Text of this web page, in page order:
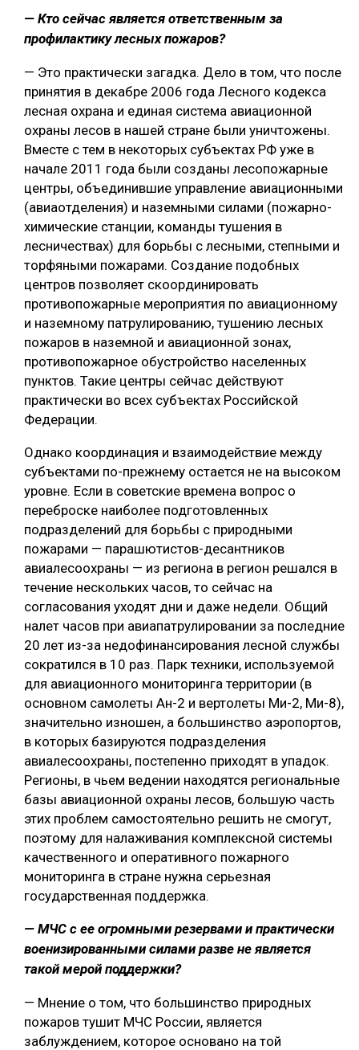
— Кто сейчас является ответственным за
профилактику лесных пожаров?
— Это практически загадка. Дело в том, что после
принятия в декабре 2006 года Лесного кодекса
лесная охрана и единая система авиационной
охраны лесов в нашей стране были уничтожены.
Вместе с тем в некоторых субъектах РФ уже в
начале 2011 года были созданы лесопожарные
центры, объединившие управление авиационными
(авиаотделения) и наземными силами (пожарно-
химические станции, команды тушения в
лесничествах) для борьбы с лесными, степными и
торфяными пожарами. Создание подобных
центров позволяет скоординировать
противопожарные мероприятия по авиационному
и наземному патрулированию, тушению лесных
пожаров в наземной и авиационной зонах,
противопожарное обустройство населенных
пунктов. Такие центры сейчас действуют
практически во всех субъектах Российской
Федерации.
Однако координация и взаимодействие между
субъектами по-прежнему остается не на высоком
уровне. Если в советские времена вопрос о
переброске наиболее подготовленных
подразделений для борьбы с природными
пожарами — парашютистов-десантников
авиалесоохраны — из региона в регион решался в
течение нескольких часов, то сейчас на
согласования уходят дни и даже недели. Общий
налет часов при авиапатрулировании за последние
20 лет из-за недофинансирования лесной службы
сократился в 10 раз. Парк техники, используемой
для авиационного мониторинга территории (в
основном самолеты Ан-2 и вертолеты Ми-2, Ми-8),
значительно изношен, а большинство аэропортов,
в которых базируются подразделения
авиалесоохраны, постепенно приходят в упадок.
Регионы, в чьем ведении находятся региональные
базы авиационной охраны лесов, большую часть
этих проблем самостоятельно решить не смогут,
поэтому для налаживания комплексной системы
качественного и оперативного пожарного
мониторинга в стране нужна серьезная
государственная поддержка.
— МЧС с ее огромными резервами и практически
военизированными силами разве не является
такой мерой поддержки?
— Мнение о том, что большинство природных
пожаров тушит МЧС России, является
заблуждением, которое основано на той